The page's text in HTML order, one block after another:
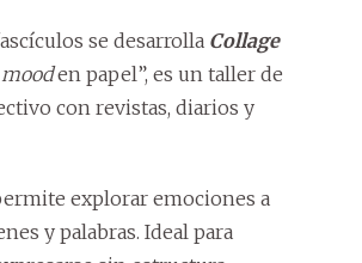
se desarrolla Collage
mooden papel”, es un taller de
con revistas, diarios y
explorar emociones a
y palabras. Ideal para